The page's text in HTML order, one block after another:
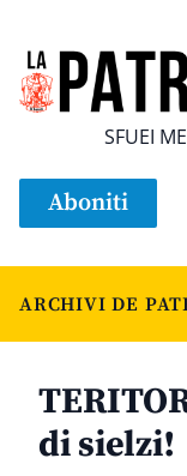
SFUEI
Aboniti
ARCHIVI DE
di sielzi!